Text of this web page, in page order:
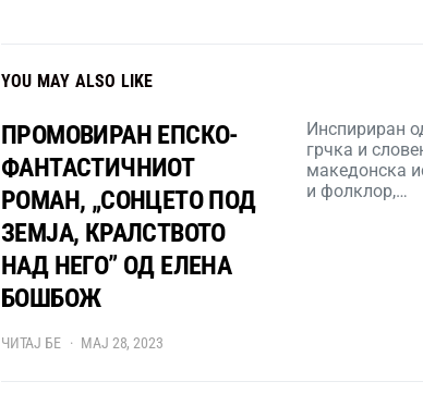
YOU MAY ALSO LIKE
ПРОМОВИРАН ЕПСКО-
ФАНТАСТИЧНИОТ
РОМАН, „СОНЦЕТО ПОД
ЗЕМЈА, КРАЛСТВОТО
НАД НЕГО” ОД ЕЛЕНА
БОШБОЖ
Инспириран
грчка и
македонска
и фолклор,…
ЧИТАЈ БЕ МАЈ 28, 2023